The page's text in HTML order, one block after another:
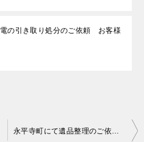
の引き取り処分のご依頼 お客様